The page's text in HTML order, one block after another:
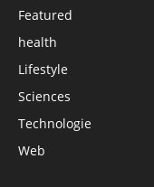
Featured
health
Lifestyle
Sciences
Technologie
Web